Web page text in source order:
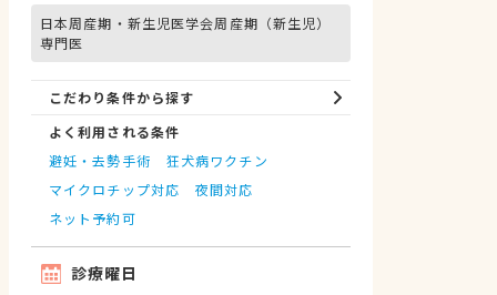
日本周産期・新生児医学会周産期（新生児）
専門医
こだわり条件から探す
よく利用される条件
避妊・去勢手術
狂犬病ワクチン
マイクロチップ対応
夜間対応
ネット予約可
診療曜日